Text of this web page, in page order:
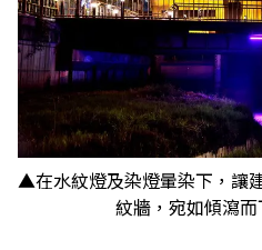
▲在水紋燈及染燈暈染下，讓
紋牆，宛如傾瀉而